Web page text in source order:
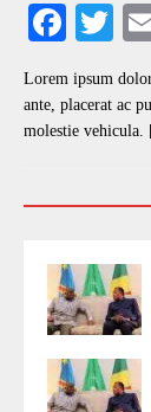
Fa
ce
bo
ok
T
wi
tte
r
Lorem ipsum
ante, placerat ac
molestie vehicula.